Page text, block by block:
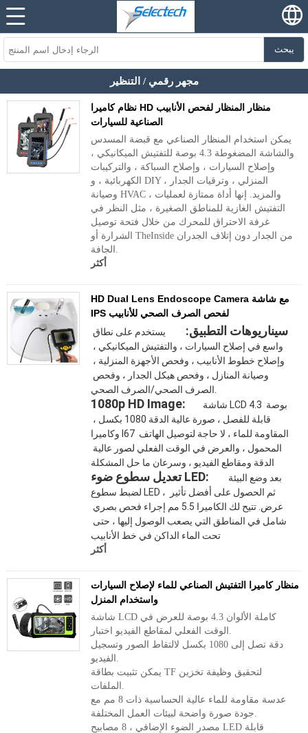
يبحث
مجهر رقمي / التنظير
نظام كاميرا HD منظار المنظار لفحص الأنابيب
الصناعية للسيارات
يمكن استخدام المنظار الصناعي مع قبضة المسدس
والشاشة المضغوطة 4.3 بوصة للتفتيش الميكانيكي ،
وإصلاح السيارات ، وإصلاح السباكة ، والتركيبات
الكهربائية ، و DIY المنزلي ، وترقيات الجدار ،
وصيانة HVAC ، والمزيد. إنها أداة ممتازة لعمليات
التفتيش الغازية للمناطق الصغيرة ، مثل النظر في
غرفة الاحتراق للمحرك من خلال فتحة توصيل
الشرارة أو TheInside من الجدار دون إتلاف الجدران
الجافة.
أكثر
HD Dual Lens Endoscope Camera مع شاشة
IPS لفحص الصرف الصحي للأنابيب
سيناريوهات التطبيق:
1080p HD Image:
وكاميرا I67 المقاومة للماء ، لا حاجة لتوصيل الهاتف
تعديل سطوع ضوء LED:
لضبط سطوع LED ، ثم الحصول على أفضل تأثير
أكثر
منظار كاميرا التفتيش الصناعي للماء لإصلاح السيارات
واستخدام المنزل
شاشة LCD كاملة الألوان 4.3 بوصة للعرض في
الوقت الفعلي لمقاطع الفيديو اختبار.
دقة تصل إلى 1080 بكسل لالتقاط الصور وتسجيل
الفيديو.
يمكن تثبيت بطاقة TF لتحقيق وظيفة تخزين
الملفات.
عدسة مقاومة للماء عالية الحساسية ذات 8 مم مع
جودة صورة واضحة لبيئات العمل المختلفة.
مصدر الضوء الإضافي ، 8 مصابيح LED قابلة